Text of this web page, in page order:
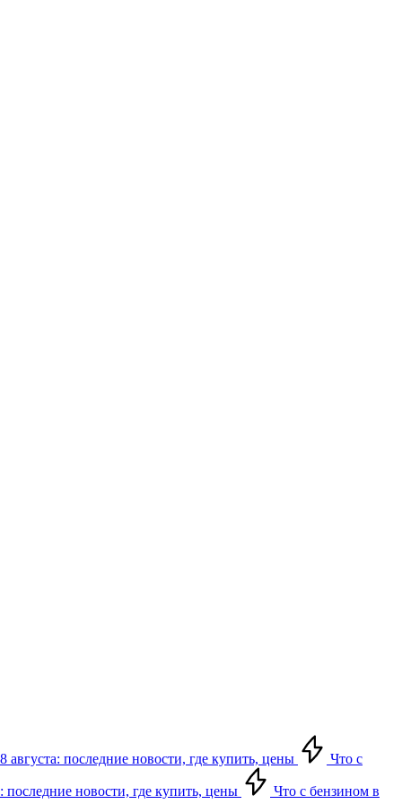
последние новости, где купить, цены Что с
новости, где купить, цены Что с бензином в